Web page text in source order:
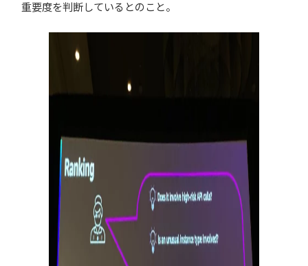
重要度を判断しているとのこと。